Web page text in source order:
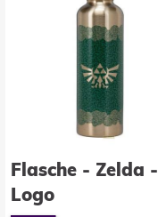
Flasche - Zelda -
Logo